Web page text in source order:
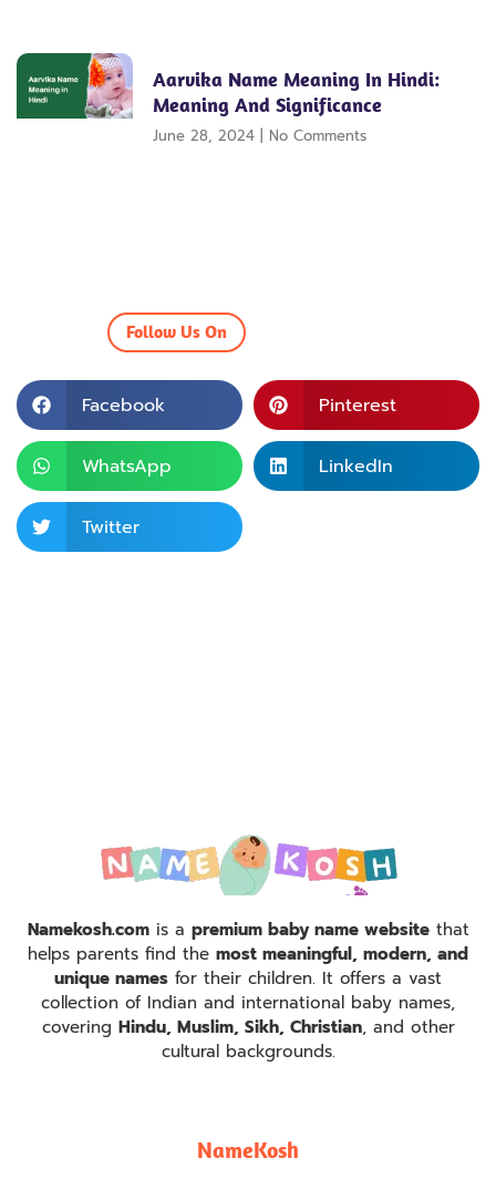
Aarvika Name Meaning In Hindi:
Meaning And Significance
June 28, 2024 No Comments
Follow Us On
Facebook Pinterest
WhatsApp LinkedIn
Twitter
Namekosh.comis a premium baby name websitethat
helps parents find the most meaningful, modern, and
unique names for their children. It offers a vast
collection of Indian and international baby names,
covering Hindu, Muslim, Sikh, Christian, and other
cultural backgrounds.
NameKosh